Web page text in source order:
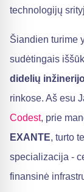
technologijų
Šiandien turime
sudėtingais
didelių
rinkose. Aš esu
Codest, prie
EXANTE, turto
specializacija -
finansinė